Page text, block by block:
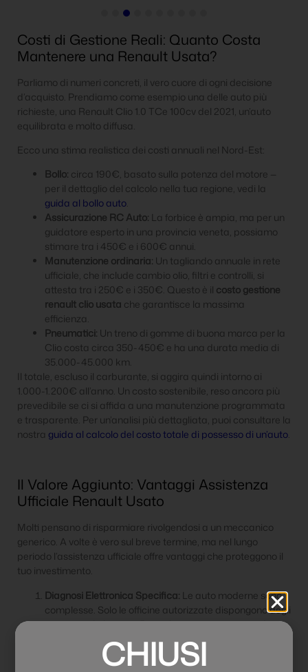
Costi di Gestione Reali: Quanto Costa
Mantenere una Renault Usata?
Parliamo di numeri concreti, il vero cuore di ogni decisione
d’acquisto. Prendiamo come esempio una delle auto più
richieste, una Renault Clio 1.0 TCe 100cv del 2021, un’auto
equilibrata e molto diffusa.
Ecco una stima realistica dei costi annuali nel Nord-Est:
Bollo: circa 190€, basato sulla potenza del motore —
per il dettaglio del calcolo nella tua regione, vedi la
guida al bollo auto.
Assicurazione RC Auto: La forbice è ampia, ma per un
guidatore esperto in una provincia veneta, possiamo
stimare tra i 450€ e i 600€ annui.
Manutenzione ordinaria: Un tagliando annuale in rete
ufficiale, che include cambio olio, filtri e controlli, si
attesta tra i 250€ e i 350€. Questo è il costo gestione
renault clio usata che garantisce la massima
efficienza.
Pneumatici: Un treno di gomme di buona marca per la
Clio costa circa 350-450€ e ha una durata media di
35.000-45.000 km.
Il totale, escluso il carburante, si aggira quindi intorno ai
1.000-1.200€ all’anno. Un costo sostenibile, reso ancora più
prevedibile se ci si affida a una manutenzione programmata
e trasparente. Per un’analisi più dettagliata, puoi consultare la
nostra guida al calcolo del costo totale di possesso di un’auto.
Il Valore Aggiunto: Vantaggi Assistenza
Ufficiale Renault Usato
Molti pensano di risparmiare rivolgendosi a un meccanico
generico. A volte è vero sul breve termine, ma nel lungo
periodo l’assistenza ufficiale offre vantaggi che proteggono il
tuo investimento.
Diagnosi Elettronica Specifica: Le auto moderne sono
complesse. Solo le officine autorizzate dispongono degli
strumenti di diagnosi Renault aggiornati, capaci di
evitando interventi inutili e costosi.
Ricambi Originali Garantiti:Utilizzare ricambi originali o
CHIUSI